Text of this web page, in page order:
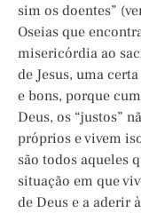
sim os doentes”
Oseias que
misericórdia ao
de Jesus, uma
e bons, porque
Deus, os “justos”
próprios e vivem
são todos aqueles
situação em que
de Deus e a aderir